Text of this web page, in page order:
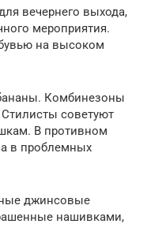
вечернего выхода,
мероприятия.
на высоком
Комбинезоны
советуют
В противном
в проблемных
джинсовые
нашивками,